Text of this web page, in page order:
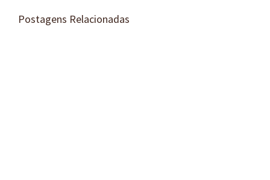
Postagens Relacionadas